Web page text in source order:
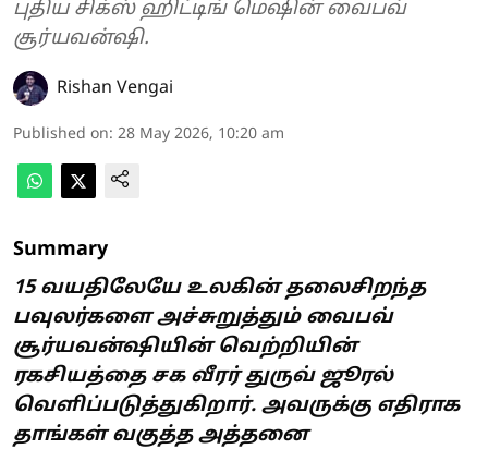
புதிய சிக்ஸ் ஹிட்டிங் மெஷின் வைபவ்
சூர்யவன்ஷி.
Rishan Vengai
Published on: 28 May 2026, 10:20 am
Summary
15 வயதிலேயே உலகின் தலைசிறந்த
பவுலர்களை அச்சுறுத்தும் வைபவ்
சூர்யவன்ஷியின் வெற்றியின்
ரகசியத்தை சக வீரர் துருவ் ஜூரல்
வெளிப்படுத்துகிறார். அவருக்கு எதிராக
தாங்கள் வகுத்த அத்தனை